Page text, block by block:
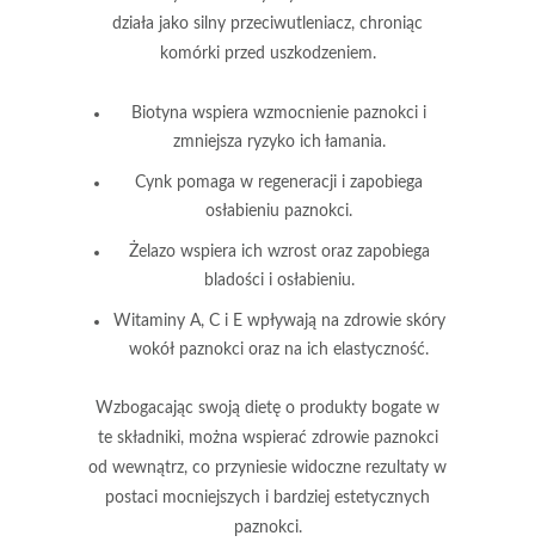
działa jako silny przeciwutleniacz, chroniąc
komórki przed uszkodzeniem.
Biotyna wspiera wzmocnienie paznokci i
zmniejsza ryzyko ich łamania.
Cynk pomaga w regeneracji i zapobiega
osłabieniu paznokci.
Żelazo wspiera ich wzrost oraz zapobiega
bladości i osłabieniu.
Witaminy A, C i E wpływają na zdrowie skóry
wokół paznokci oraz na ich elastyczność.
Wzbogacając swoją dietę o produkty bogate w
te składniki, można wspierać zdrowie paznokci
od wewnątrz, co przyniesie widoczne rezultaty w
postaci mocniejszych i bardziej estetycznych
paznokci.